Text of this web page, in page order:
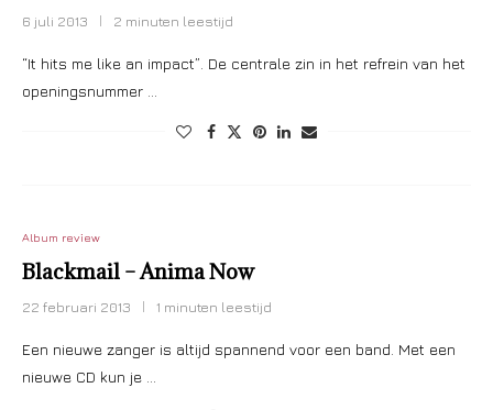
6 juli 2013 2 minuten leestijd
“It hits me like an impact”. De centrale zin in het refrein van het
openingsnummer …
Album review
Blackmail – Anima Now
22 februari 2013 1 minuten leestijd
Een nieuwe zanger is altijd spannend voor een band. Met een
nieuwe CD kun je …